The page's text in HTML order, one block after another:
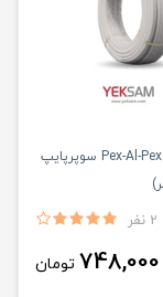
لوله 5 لایه Pex-Al-Pex سوپرپایپ
2 نفر
748,000 تومان